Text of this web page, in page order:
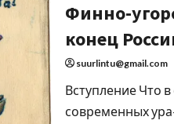
Финно-
конец
suurlintu@gmail.com
Вступление Что
современных